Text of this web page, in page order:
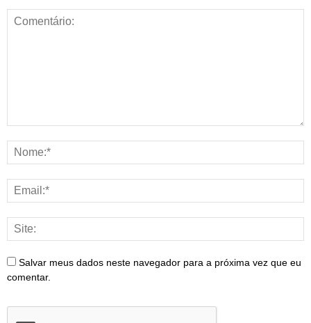
Salvar meus dados neste navegador para a próxima vez que eu
comentar.